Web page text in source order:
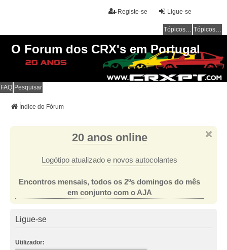
Ligue-se
Registe-se
Tópicos sem resposta Tópicos ativos
O Forum dos CRX's em Portugal
FAQ Pesquisar
Índice do Fórum
20 anos online
Logótipo atualizado e novos autocolantes
Encontros mensais, todos os 2ºs domingos do mês
em conjunto com o AJA
Ligue-se
Utilizador: